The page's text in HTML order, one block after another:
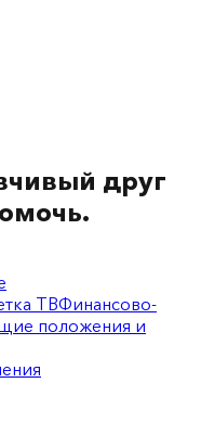
друг
ТВФинансово-
положения и